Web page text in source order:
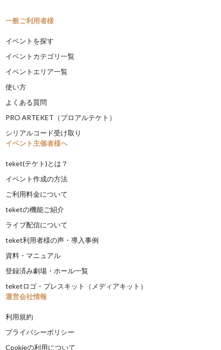
一般ご利用者様
イベントを探す
イベントカテゴリ一覧
イベントエリア一覧
使い方
よくある質問
PRO ARTEKET（プロアルテケト）
シリアルコード受け取り
イベント主催者様へ
teket(テケト)とは？
イベント作成の方法
ご利用料金について
teketの機能ご紹介
ライブ配信について
teket利用者様の声・導入事例
資料・マニュアル
登録済み劇場・ホール一覧
teketロゴ・プレスキット（メディアキット）
運営会社情報
利用規約
プライバシーポリシー
Cookieの利用について